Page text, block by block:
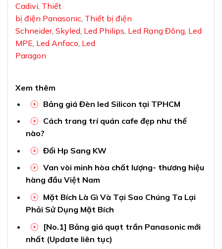
Cadivi Thiết
bị điện Panasonic Thiết bị điện
Schneider, Skyled Led Philips Led Rạng Đông Led
MPE Led Anfaco Led
Paragon
Xem thêm
Bảng giá Đèn led Silicon tại TPHCM
Cách trang trí quán cafe đẹp như thế
nào?
Đổi Hp Sang KW
Van vòi minh hòa chất lượng- thương hiệu
hàng đầu Việt Nam
Mặt Bích Là Gì Và Tại Sao Chúng Ta Lại
Phải Sử Dụng Mặt Bích
[No.1] Bảng giá quạt trần Panasonic mới
nhất (Update liên tục)